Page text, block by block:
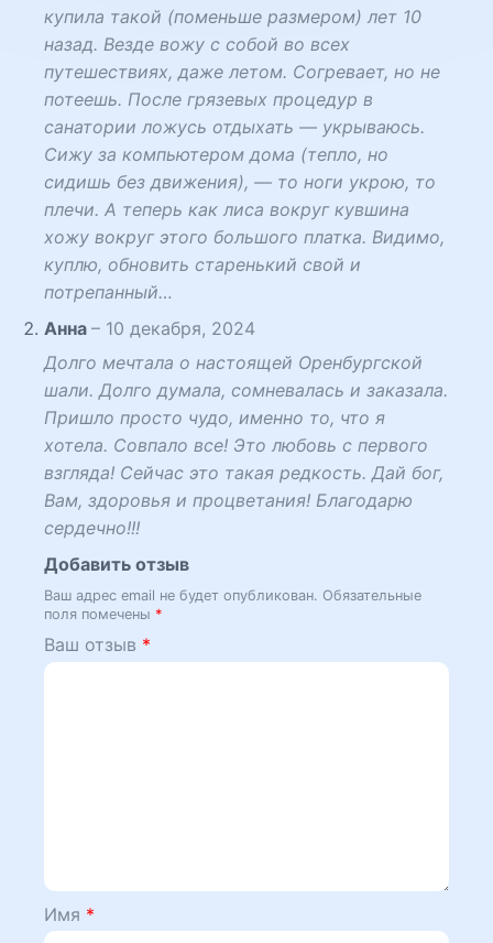
купила такой (поменьше размером) лет 10
назад. Везде вожу с собой во всех
путешествиях, даже летом. Согревает, но не
потеешь. После грязевых процедур в
санатории ложусь отдыхать — укрываюсь.
Сижу за компьютером дома (тепло, но
сидишь без движения), — то ноги укрою, то
плечи. А теперь как лиса вокруг кувшина
хожу вокруг этого большого платка. Видимо,
куплю, обновить старенький свой и
потрепанный…
Анна – 10 декабря, 2024
Долго мечтала о настоящей Оренбургской
шали. Долго думала, сомневалась и заказала.
Пришло просто чудо, именно то, что я
хотела. Совпало все! Это любовь с первого
взгляда! Сейчас это такая редкость. Дай бог,
Вам, здоровья и процветания! Благодарю
сердечно!!!
Добавить отзыв
Ваш адрес email не будет опубликован. Обязательные
поля помечены *
Ваш отзыв *
Имя *